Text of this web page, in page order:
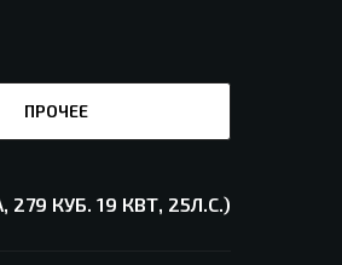
ПРОЧЕЕ
279 КУБ. 19 КВТ, 25Л.С.)